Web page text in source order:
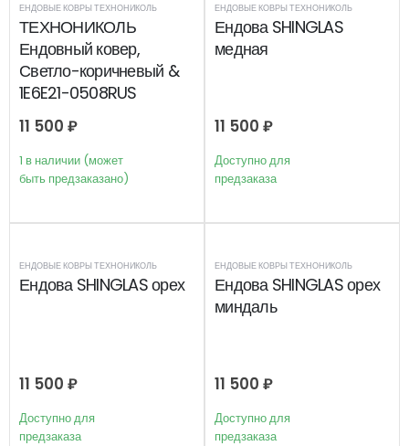
ЕНДОВЫЕ КОВРЫ ТЕХНОНИКОЛЬ
ТЕХНОНИКОЛЬ
Ендовный ковер,
Светло-коричневый &
1E6E21-0508RUS
11 500 ₽
1 в наличии (может
быть предзаказано)
ЕНДОВЫЕ КОВРЫ ТЕХНОНИКОЛЬ
Ендова SHINGLAS
медная
11 500 ₽
Доступно для
предзаказа
ЕНДОВЫЕ КОВРЫ ТЕХНОНИКОЛЬ
Ендова SHINGLAS орех
11 500 ₽
Доступно для
предзаказа
ЕНДОВЫЕ КОВРЫ ТЕХНОНИКОЛЬ
Ендова SHINGLAS орех
миндаль
11 500 ₽
Доступно для
предзаказа